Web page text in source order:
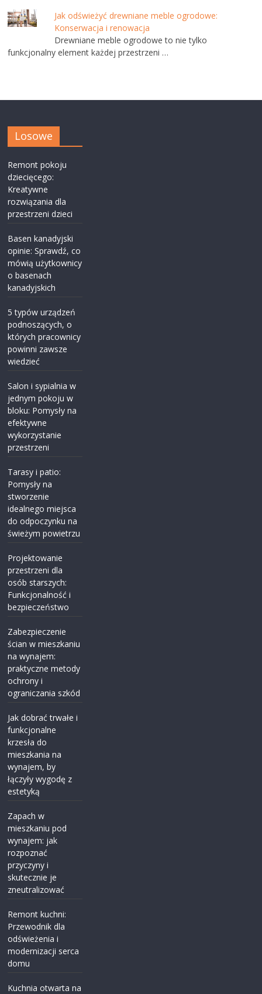
Jak odświeżyć drewniane meble ogrodowe:
Konserwacja i renowacja
Drewniane meble ogrodowe to nie tylko
funkcjonalny element każdej przestrzeni …
Losowe
Remont pokoju
dziecięcego:
Kreatywne
rozwiązania dla
przestrzeni dzieci
Basen kanadyjski
opinie: Sprawdź, co
mówią użytkownicy
o basenach
kanadyjskich
5 typów urządzeń
podnoszących, o
których pracownicy
powinni zawsze
wiedzieć
Salon i sypialnia w
jednym pokoju w
bloku: Pomysły na
efektywne
wykorzystanie
przestrzeni
Tarasy i patio:
Pomysły na
stworzenie
idealnego miejsca
do odpoczynku na
świeżym powietrzu
Projektowanie
przestrzeni dla
osób starszych:
Funkcjonalność i
bezpieczeństwo
Zabezpieczenie
ścian w mieszkaniu
na wynajem:
praktyczne metody
ochrony i
ograniczania szkód
Jak dobrać trwałe i
funkcjonalne
krzesła do
mieszkania na
wynajem, by
łączyły wygodę z
estetyką
Zapach w
mieszkaniu pod
wynajem: jak
rozpoznać
przyczyny i
skutecznie je
zneutralizować
Remont kuchni:
Przewodnik dla
odświeżenia i
modernizacji serca
domu
Kuchnia otwarta na